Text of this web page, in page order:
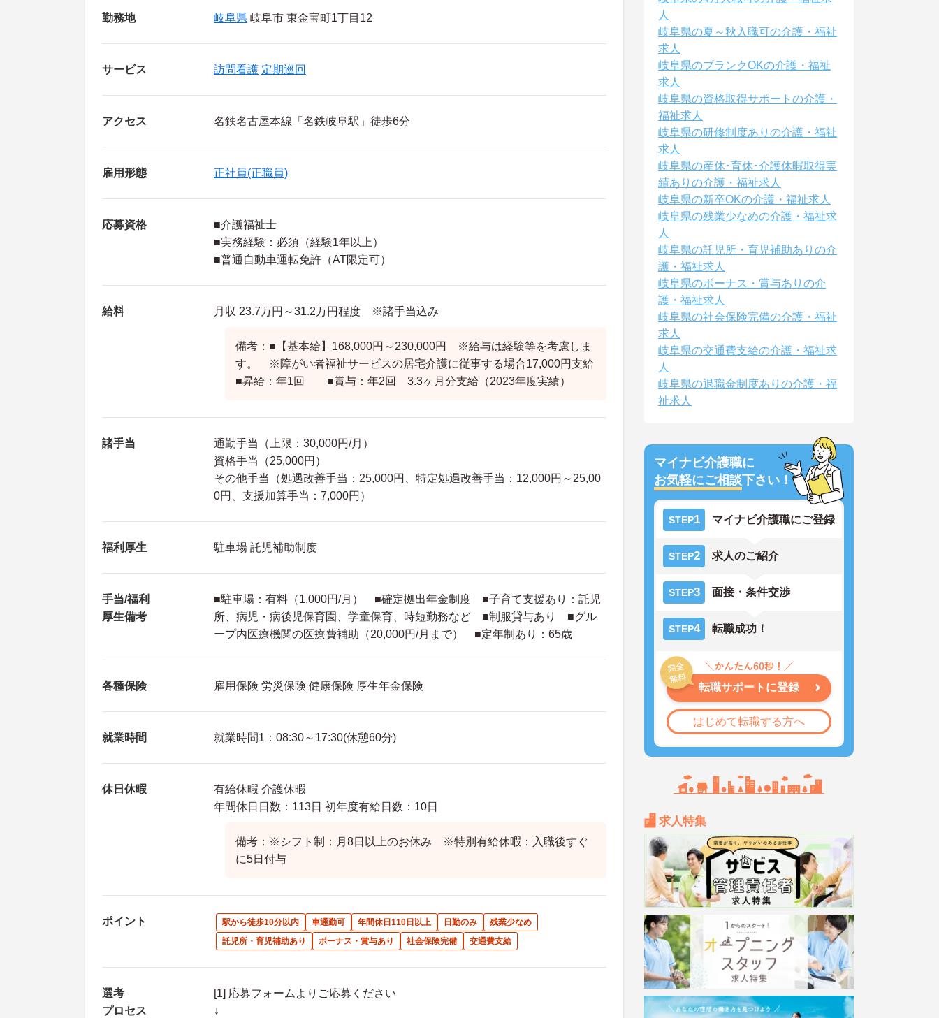
勤務地 岐阜県 岐阜市 東金宝町1丁目12
サービス 訪問看護 定期巡回
アクセス 名鉄名古屋本線「名鉄岐阜駅」徒歩6分
雇用形態 正社員(正職員)
応募資格
■介護福祉士
■実務経験：必須（経験1年以上）
■普通自動車運転免許（AT限定可）
給料 月収 23.7万円～31.2万円程度 ※諸手当込み
備考：■【基本給】168,000円～230,000円 ※給与は経験等を考慮しま
す。 ※障がい者福祉サービスの居宅介護に従事する場合17,000円支給
■昇給：年1回 ■賞与：年2回 3.3ヶ月分支給（2023年度実績）
諸手当
通勤手当（上限：30,000円/月）
資格手当（25,000円）
その他手当（処遇改善手当：25,000円、特定処遇改善手当：12,000円～25,00
0円、支援加算手当：7,000円）
福利厚生 駐車場 託児補助制度
手当/福利
厚生備考
■駐車場：有料（1,000円/月） ■確定拠出年金制度 ■子育て支援あり：託児
所、病児・病後児保育園、学童保育、時短勤務など ■制服貸与あり ■グル
ープ内医療機関の医療費補助（20,000円/月まで） ■定年制あり：65歳
各種保険 雇用保険 労災保険 健康保険 厚生年金保険
就業時間 就業時間1：08:30～17:30(休憩60分)
休日休暇
有給休暇 介護休暇
年間休日日数：113日 初年度有給日数：10日
備考：※シフト制：月8日以上のお休み ※特別有給休暇：入職後すぐ
に5日付与
ポイント 駅から徒歩10分以内 車通勤可 年間休日110日以上 日勤のみ
残業少なめ
託児所・育児補助あり
ボーナス・賞与あり 社会保険完備 交通費支給
選考
プロセス
[1] 応募フォームよりご応募ください
↓
人
岐阜県の夏～秋入職可の介護・福祉
求人
岐阜県のブランクOKの介護・福祉
求人
岐阜県の資格取得サポートの介護・
福祉求人
岐阜県の研修制度ありの介護・福祉
求人
岐阜県の産休･育休･介護休暇取得実
績ありの介護・福祉求人
岐阜県の新卒OKの介護・福祉求人
岐阜県の残業少なめの介護・福祉求
人
岐阜県の託児所・育児補助ありの介
護・福祉求人
岐阜県のボーナス・賞与ありの介
護・福祉求人
岐阜県の社会保険完備の介護・福祉
求人
岐阜県の交通費支給の介護・福祉求
人
岐阜県の退職金制度ありの介護・福
祉求人
マイナビ介護職に
お気軽にご相談下さい！
STEP1 マイナビ介護職にご登録
STEP2 求人のご紹介
STEP3 面接・条件交渉
STEP4 転職成功！
転職サポートに登録
はじめて転職する方へ
求人特集